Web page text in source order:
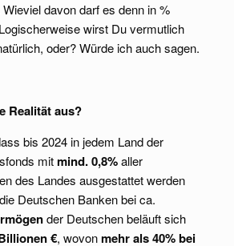
davon darf es denn in %
wirst Du vermutlich
oder? Würde ich auch sagen.
Realität aus?
bis 2024 in jedem Land der
mitmind. 0,8%aller
des Landes ausgestattet werden
Deutschen Banken bei ca.
der Deutschen beläuft sich
€, wovonmehr als 40% bei